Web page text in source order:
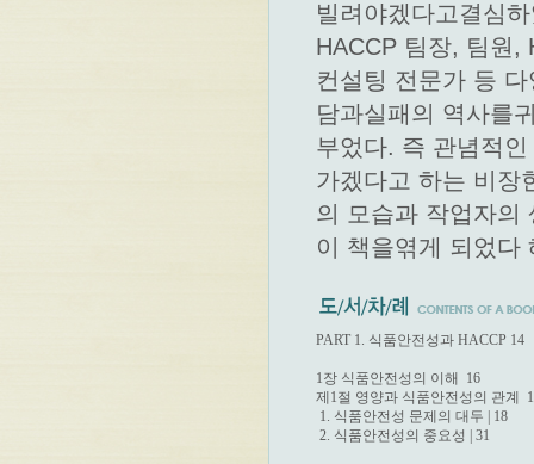
빌려야겠다고결심
HACCP 팀장, 팀원,
컨설팅 전문가 등
담과실패의 역사를
부었다. 즉 관념적
가겠다고 하는 비장
의 모습과 작업자의
이 책을엮게 되었다
PART 1. 식품안전성과 HACCP 14
1장 식품안전성의 이해  16
제1절 영양과 식품안전성의 관계
1. 식품안전성 문제의 대두 | 18
2. 식품안전성의 중요성 | 31